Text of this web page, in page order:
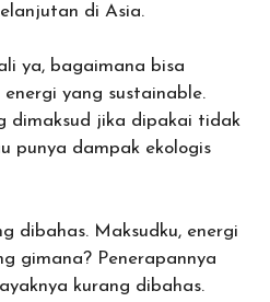
di Asia.
ya, bagaimana bisa
yang sustainable.
dimaksud jika dipakai tidak
punya dampak ekologis
dibahas. Maksudku, energi
gimana? Penerapannya
kurang dibahas.